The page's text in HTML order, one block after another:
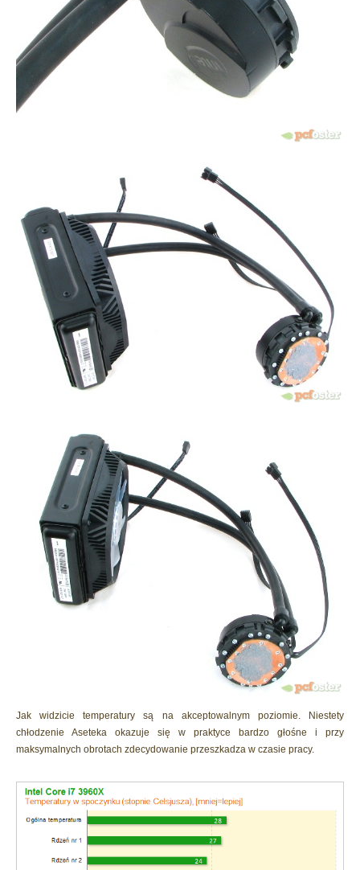
Jak widzicie temperatury są na akceptowalnym poziomie. Niestety
chłodzenie Aseteka okazuje się w praktyce bardzo głośne i przy
maksymalnych obrotach zdecydowanie przeszkadza w czasie pracy.